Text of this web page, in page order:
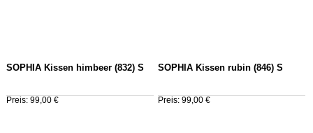
SOPHIA Kissen himbeer (832) S
Preis: 99,00 €
SOPHIA Kissen rubin (846) S
Preis: 99,00 €